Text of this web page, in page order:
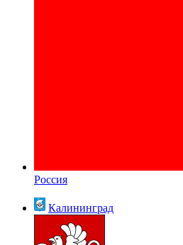
Россия
Калининград